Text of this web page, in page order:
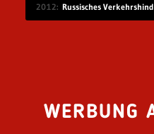
2012 Russisches
WERBUNG